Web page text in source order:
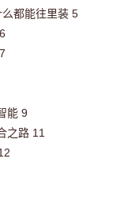
么都能往里装 5
能 9
之路 11